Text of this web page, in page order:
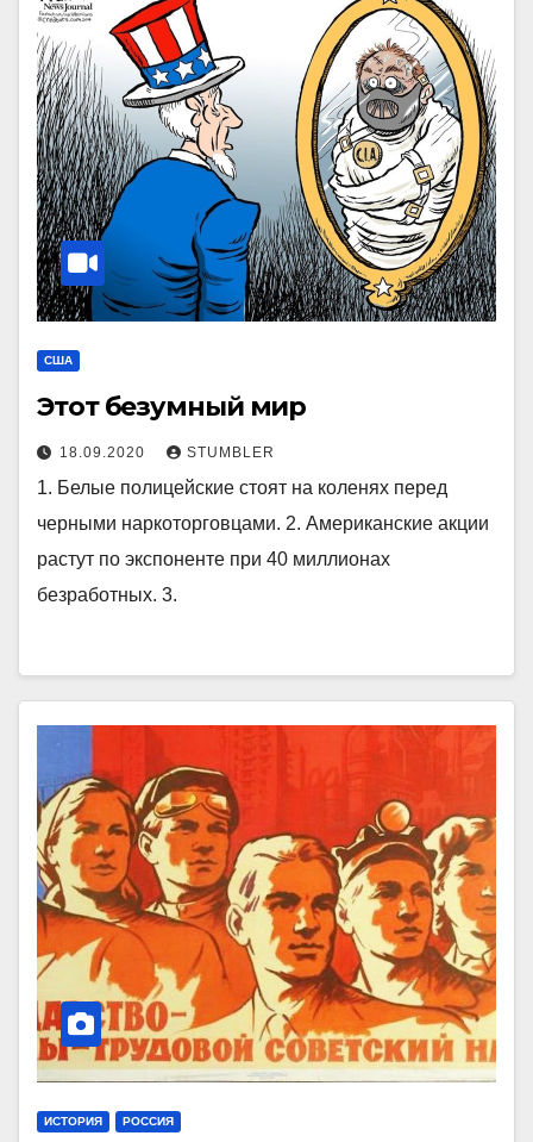
США
Этот безумный мир
18.09.2020 STUMBLER
1. Белые полицейские стоят на коленях перед
черными наркоторговцами. 2. Американские акции
растут по экспоненте при 40 миллионах
безработных. 3.
ИСТОРИЯ РОССИЯ